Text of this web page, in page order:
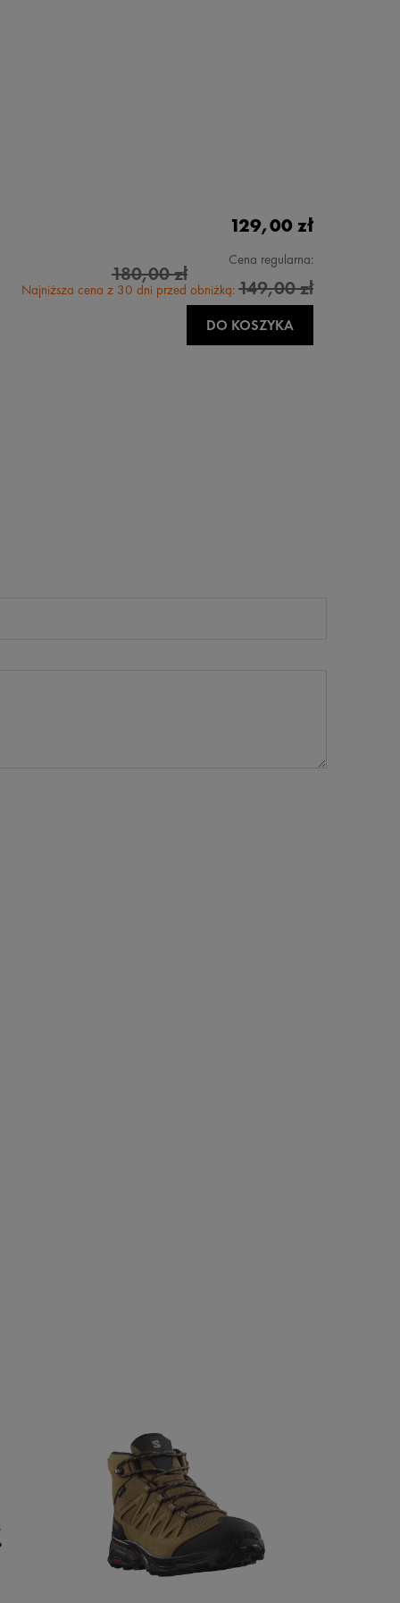
129,00 zł
Cena regularna:
180,00 zł
Najniższa cena z 30 dni przed obniżką: 149,00 zł
DO KOSZYKA